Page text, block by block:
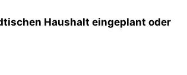
Haushalt eingeplant oder